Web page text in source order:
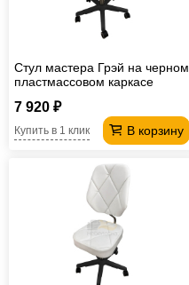
Стул мастера Грэй на черном
пластмассовом каркасе
7 920 ₽
В корзину
Купить в 1 клик